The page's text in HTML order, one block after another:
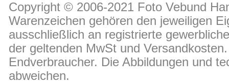
Copyright © 2006-2021 Foto Vebund
Warenzeichen gehören den jeweiligen
ausschließlich an registrierte
der geltenden MwSt und
Endverbraucher. Die Abbildungen und
abweichen.